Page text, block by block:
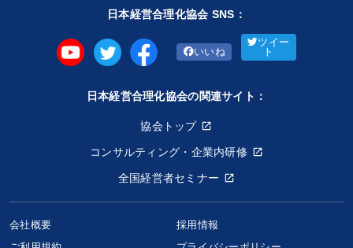
日本経営合理化協会 SNS：
いいね
ツイー
ト
日本経営合理化協会の関連サイト：
協会トップ
コンサルティング・企業内研修
全国経営者セミナー
会社概要
採用情報